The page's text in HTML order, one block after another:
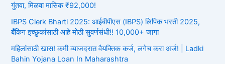
गुंतवा, मिळवा मासिक ₹92,000!
IBPS Clerk Bharti 2025: आईबीपीएस (IBPS) लिपिक भरती 2025,
बँकिंग इच्छुकांसाठी आहे मोठी सुवर्णसंधी!! 10,000+ जागा
महिलांसाठी खास! कमी व्याजदरात वैयक्तिक कर्ज, लगेच करा अर्ज! | Ladki
Bahin Yojana Loan In Maharashtra